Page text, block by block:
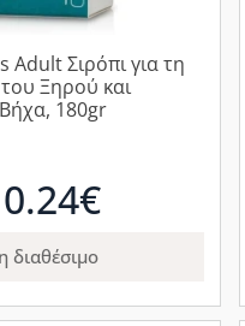
Σιρόπι για τη
Ξηρού και
180gr
διαθέσιμο